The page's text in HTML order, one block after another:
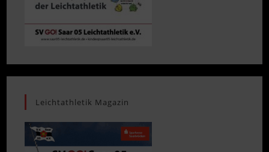
Leichtathletik Magazin